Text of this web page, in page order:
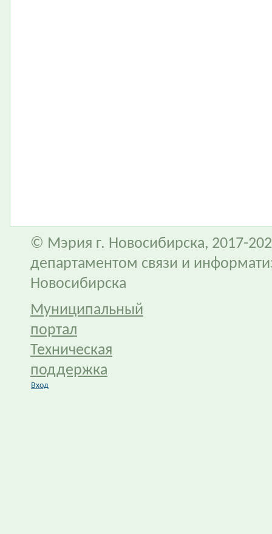
© Мэрия г. Новосибирска, 2017-
департаментом связи и
Новосибирска
Муниципальный
портал
Техническая
поддержка
Вход